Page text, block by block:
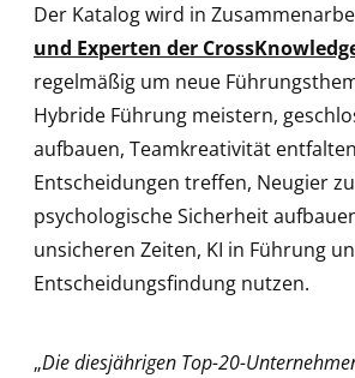
Der Katalog wird in
und Experten der
regelmäßig um neue
Hybride Führung meistern,
aufbauen, Teamkreativität
Entscheidungen treffen, Neugier
psychologische Sicherheit
unsicheren Zeiten, KI in Führung
Entscheidungsfindung nutzen.
„Die diesjährigen Top-20-